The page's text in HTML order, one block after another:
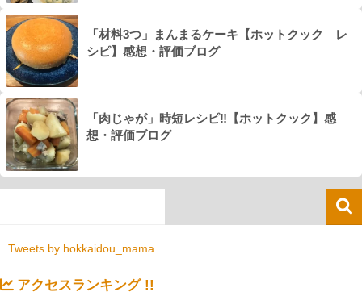
「材料3つ」まんまるケーキ【ホットクック レ
シピ】感想・評価ブログ
「肉じゃが」時短レシピ‼【ホットクック】感
想・評価ブログ
Tweets by hokkaidou_mama
アクセスランキング !!